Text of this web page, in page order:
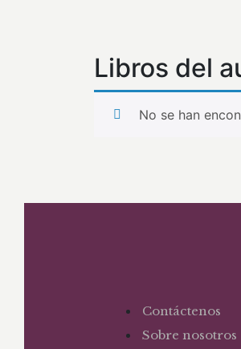
Libros del
No se han
Contáctenos
Sobre nosotros